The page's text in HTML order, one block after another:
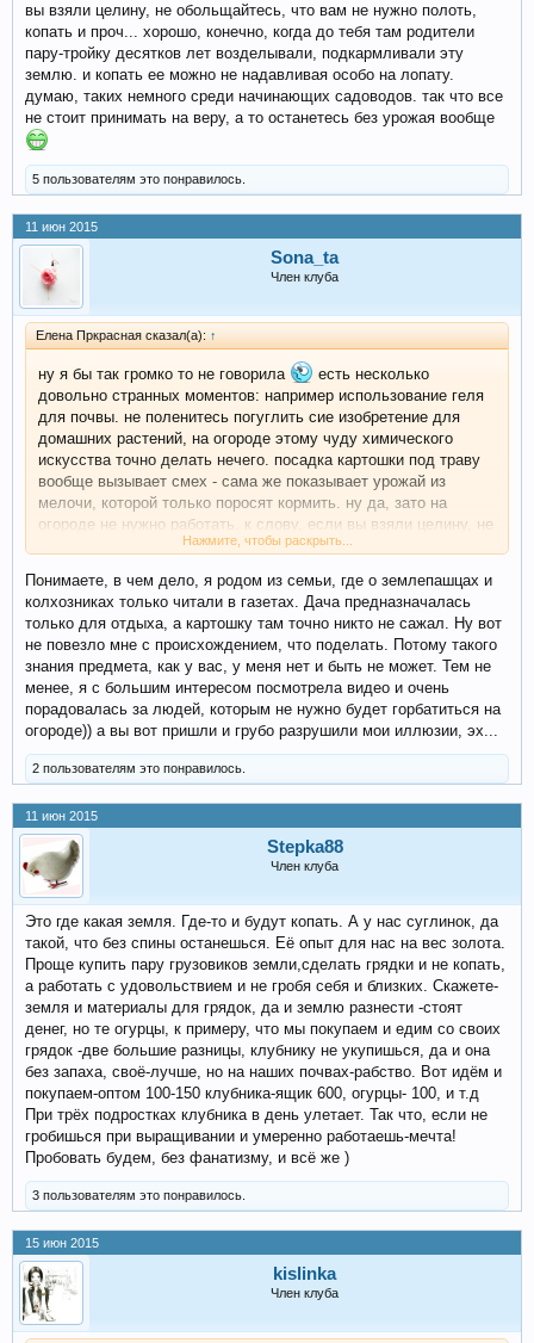
вы взяли целину, не обольщайтесь, что вам не нужно полоть,
копать и проч... хорошо, конечно, когда до тебя там родители
пару-тройку десятков лет возделывали, подкармливали эту
землю. и копать ее можно не надавливая особо на лопату.
думаю, таких немного среди начинающих садоводов. так что все
не стоит принимать на веру, а то останетесь без урожая вообще
5 пользователям это понравилось.
11 июн 2015
Sona_ta
Член клуба
Елена Пркрасная сказал(а): ↑
ну я бы так громко то не говорила
есть несколько
довольно странных моментов: например использование геля
для почвы. не поленитесь погуглить сие изобретение для
домашних растений, на огороде этому чуду химического
искусства точно делать нечего. посадка картошки под траву
вообще вызывает смех - сама же показывает урожай из
мелочи, которой только поросят кормить. ну да, зато на
огороде не нужно работать. к слову, если вы взяли целину, не
обольщайтесь, что вам не нужно полоть, копать и проч...
десятков лет возделывали, подкармливали эту землю. и
копать ее можно не надавливая особо на лопату. думаю,
таких немного среди начинающих садоводов. так что все не
стоит принимать на веру, а то останетесь без урожая вообще
Нажмите, чтобы раскрыть...
Понимаете, в чем дело, я родом из семьи, где о землепашцах и
колхозниках только читали в газетах. Дача предназначалась
только для отдыха, а картошку там точно никто не сажал. Ну вот
не повезло мне с происхождением, что поделать. Потому такого
знания предмета, как у вас, у меня нет и быть не может. Тем не
менее, я с большим интересом посмотрела видео и очень
порадовалась за людей, которым не нужно будет горбатиться на
огороде)) а вы вот пришли и грубо разрушили мои иллюзии, эх...
2 пользователям это понравилось.
11 июн 2015
Stepka88
Член клуба
Это где какая земля. Где-то и будут копать. А у нас суглинок, да
такой, что без спины останешься. Её опыт для нас на вес золота.
Проще купить пару грузовиков земли,сделать грядки и не копать,
а работать с удовольствием и не гробя себя и близких. Скажете-
земля и материалы для грядок, да и землю разнести -стоят
денег, но те огурцы, к примеру, что мы покупаем и едим со своих
грядок -две большие разницы, клубнику не укупишься, да и она
без запаха, своё-лучше, но на наших почвах-рабство. Вот идём и
покупаем-оптом 100-150 клубника-ящик 600, огурцы- 100, и т.д
При трёх подростках клубника в день улетает. Так что, если не
гробишься при выращивании и умеренно работаешь-мечта!
Пробовать будем, без фанатизму, и всё же )
3 пользователям это понравилось.
15 июн 2015
kislinka
Член клуба